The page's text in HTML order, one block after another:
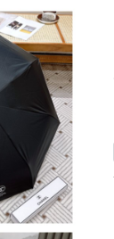
LOUIS
CHANEL
HERMES
GUCCI
DIOR
FENDI
LINEID：
ー/ク
ックス レ
メ